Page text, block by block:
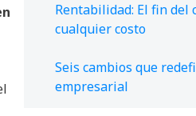
Rentabilidad: El fin del
cualquier costo
Seis cambios que
empresarial